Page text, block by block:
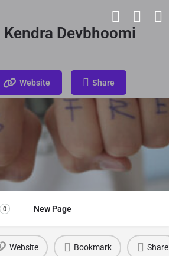
Devbhoomi
Website Share
0 New Page
Website Bookmark Share